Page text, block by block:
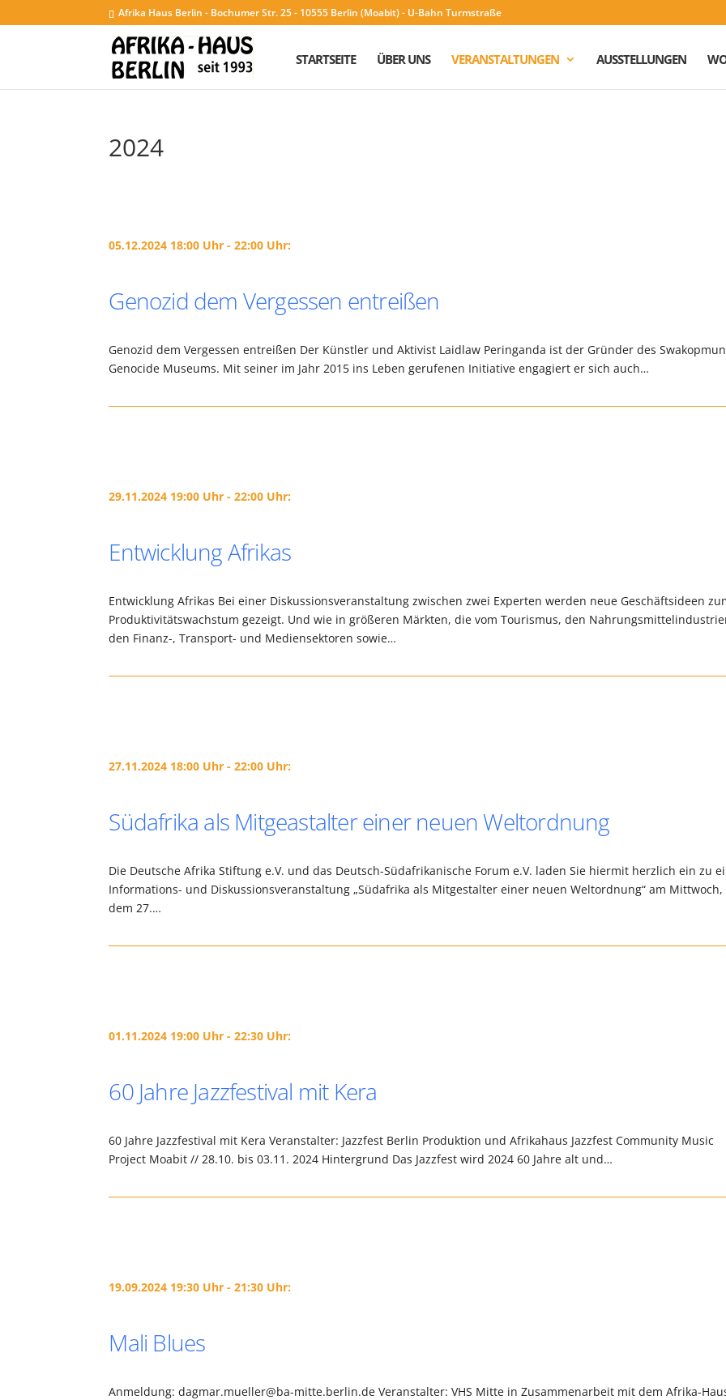
Afrika Haus Berlin - Bochumer Str. 25 - 10555 Berlin (Moabit) - U-Bahn Turmstraße
STARTSEITE ÜBER UNS VERANSTALTUNGEN AUSSTELLUNGEN
2024
05.12.2024 18:00 Uhr - 22:00 Uhr:
Genozid dem Vergessen entreißen
Genozid dem Vergessen entreißen Der Künstler und Aktivist Laidlaw Peringanda ist der Gründer des
Genocide Museums. Mit seiner im Jahr 2015 ins Leben gerufenen Initiative engagiert er sich auch…
29.11.2024 19:00 Uhr - 22:00 Uhr:
Entwicklung Afrikas
Entwicklung Afrikas Bei einer Diskussionsveranstaltung zwischen zwei Experten werden neue Geschäftsideen
Produktivitätswachstum gezeigt. Und wie in größeren Märkten, die vom Tourismus, den
den Finanz-, Transport- und Mediensektoren sowie…
27.11.2024 18:00 Uhr - 22:00 Uhr:
Südafrika als Mitgeastalter einer neuen Weltordnung
Die Deutsche Afrika Stiftung e.V. und das Deutsch-Südafrikanische Forum e.V. laden Sie hiermit herzlich ein zu
Informations- und Diskussionsveranstaltung „Südafrika als Mitgestalter einer neuen Weltordnung“ am Mittwoch,
dem 27.…
01.11.2024 19:00 Uhr - 22:30 Uhr:
60 Jahre Jazzfestival mit Kera
60 Jahre Jazzfestival mit Kera Veranstalter: Jazzfest Berlin Produktion und Afrikahaus Jazzfest Community Music
Project Moabit // 28.10. bis 03.11. 2024 Hintergrund Das Jazzfest wird 2024 60 Jahre alt und…
19.09.2024 19:30 Uhr - 21:30 Uhr:
Mali Blues
Anmeldung: dagmar.mueller@ba-mitte.berlin.de Veranstalter: VHS Mitte in Zusammenarbeit mit dem Afrika-